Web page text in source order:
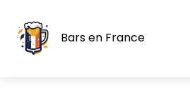
Bars en France